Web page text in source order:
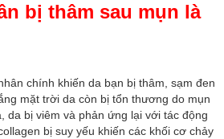
bị thâm sau mụn là
chính khiến da bạn bị thâm, sạm đen
mặt trời da còn bị tổn thương do mụn
da bị viêm và phản ứng lại với tác động
bị suy yếu khiến các khối cơ chảy